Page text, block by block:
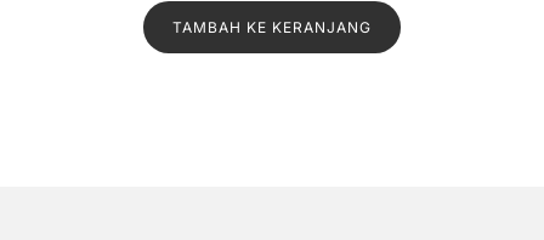
a
0
adalah:
Rp1.500.
ini
adalah:
TAMBAH KE KERANJANG